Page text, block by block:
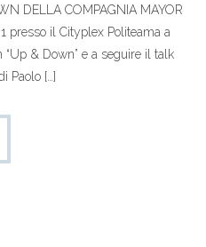
DELLA COMPAGNIA MAYOR
presso il Cityplex Politeama a
& Down” e a seguire il talk
Paolo […]